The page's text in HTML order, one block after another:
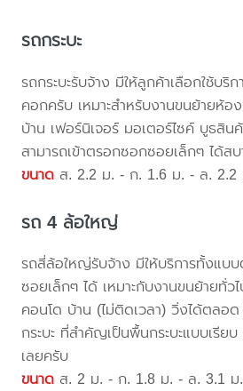
รถกระบะ
รถกระบะรับจ้าง มีให้ลูกค้าเลือกใช้บ
คอกครับ เหมาะสำหรับงานขนย้ายห้
บ้าน เฟอร์นิเจอร์ มอเตอร์ไซค์ บูธสิน
สามารถเข้าตรอกซอกซอยเล็กๆ ได้ส
ขนาด ส. 2.2 ม. - ก. 1.6 ม. - ล. 2.2
รถ 4 ล้อใหญ่
รถสี่ล้อใหญ่รับจ้าง มีให้บริการทั้งแบ
ซอยเล็กๆ ได้ เหมาะกับงานขนย้ายทั่
คอนโด บ้าน (ไม่ติดเวลา) วิ่งได้ตลอ
กระบะ ที่สำคัญเป็นพื้นกระบะแบบเรีย
เลยครับ
ขนาด ส. 2 ม. - ก. 1.8 ม. - ล. 3.1 ม.